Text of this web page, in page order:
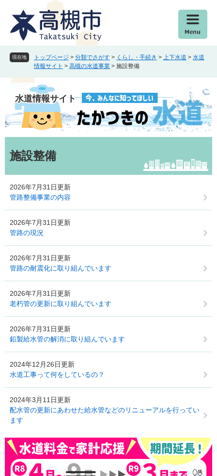
へ
現在地 トップページ > 分類でさがす > くらし・手続き > 上下水道 > 水道
情報サイト > 高槻の水道事業 > 施設整備
水道情報サイト
文施設整備
2026年7月31日更新
管路整備事業の内容
2026年7月31日更新
管路の現況
2026年7月31日更新
管路の耐震化に取り組んでいます
2026年7月31日更新
老朽管の更新に取り組んでいます
2026年7月31日更新
鉛製給水管の解消に取り組んでいます
2024年12月26日更新
水道工事って何をしているの？
2024年3月11日更新
配水管の更新にあわせた給水管などのリニューアルを行ってい
ます